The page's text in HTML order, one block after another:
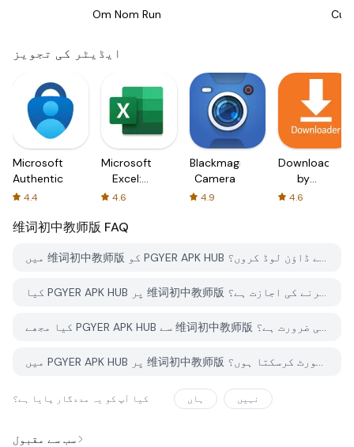
Om Nom Run Cut
ایڈیٹر کی تجویز
Microsoft
Authenticator
4.4
Microsoft
Excel:
Spreadsheets
4.6
Blackmagic
Camera
4.9
Downloader
by
AFTVnews
4.6
维词初中教师版 FAQ
میں 维词初中教师版 کو PGYER APK HUB سے کیسے ڈاؤن لوڈ کروں؟
کیا PGYER APK HUB پر 维词初中教师版 کو مفت ڈاؤن لوڈ کرنے کی اجازت ہے؟
کیا مجھے PGYER APK HUB سے 维词初中教师版 ڈاؤن لوڈ کرنے کے لئے اکاؤنٹ کی ضرورت ہے؟
میں PGYER APK HUB پر 维词初中教师版 کے ساتھ کوئی مسئلہ کیسے رپورٹ کرسکتا ہوں؟
کیا آپ کو یہ مددگار پایا ہے؟ ہاں نہیں
سب سے مقبول